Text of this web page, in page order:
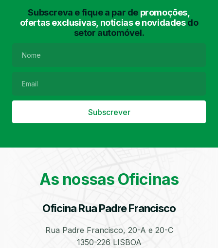
Subscreva e fique a par de promoções,
ofertas exclusivas, notícias e novidadesdo
setor automóvel.
Subscrever
As nossas Oficinas
Oficina Rua Padre Francisco
Rua Padre Francisco, 20-A e 20-C
1350-226 LISBOA
Lavagem de Chassis Matrículas
Filtro de Partículas Óleos
Bate-Chapas
Higienização e
Automóvel